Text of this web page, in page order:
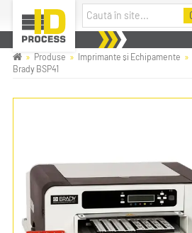
Produse Imprimante și Echipamente
Brady BSP41